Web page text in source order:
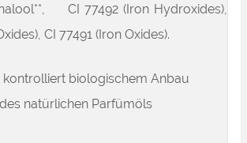
CI 77492 (Iron Hydroxides),
CI 77491 (Iron Oxides).
kontrolliert biologischem Anbau
natürlichen Parfümöls